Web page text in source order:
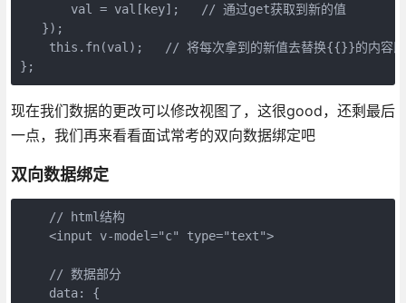
       val = val[key];   // 通过get获取到新的值
   });
this.fn(val);   // 将每次拿到的新值去替换{{}}的内容
现在我们数据的更改可以修改视图了，这很good，还剩最后
一点，我们再来看看面试常考的双向数据绑定吧
双向数据绑定
    // html结构
    <input v-model="c" type="text">
    // 数据部分
    data: {